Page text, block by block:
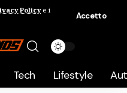
Policye i
Accetto
Tech Lifestyle